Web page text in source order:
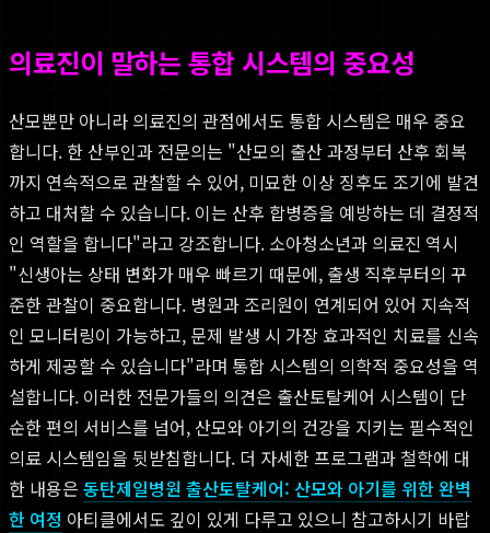
의료진이 말하는 통합 시스템의 중요성
산모뿐만 아니라 의료진의 관점에서도 통합 시스템은 매우 중요
합니다. 한 산부인과 전문의는 "산모의 출산 과정부터 산후 회복
까지 연속적으로 관찰할 수 있어, 미묘한 이상 징후도 조기에 발견
하고 대처할 수 있습니다. 이는 산후 합병증을 예방하는 데 결정적
인 역할을 합니다"라고 강조합니다. 소아청소년과 의료진 역시
"신생아는 상태 변화가 매우 빠르기 때문에, 출생 직후부터의 꾸
준한 관찰이 중요합니다. 병원과 조리원이 연계되어 있어 지속적
인 모니터링이 가능하고, 문제 발생 시 가장 효과적인 치료를 신속
하게 제공할 수 있습니다"라며 통합 시스템의 의학적 중요성을 역
설합니다. 이러한 전문가들의 의견은 출산토탈케어 시스템이 단
순한 편의 서비스를 넘어, 산모와 아기의 건강을 지키는 필수적인
의료 시스템임을 뒷받침합니다. 더 자세한 프로그램과 철학에 대
한 내용은 동탄제일병원 출산토탈케어: 산모와 아기를 위한 완벽
한 여정 아티클에서도 깊이 있게 다루고 있으니 참고하시기 바랍